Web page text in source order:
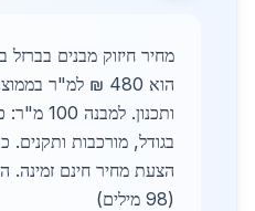
הוא 480 ₪ למ"ר
הצעת מחיר חינם זמינה.
(98 מילים)